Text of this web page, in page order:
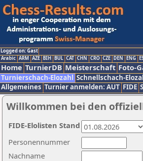
Logged on: Gast
Arabic ARM AZE BIH BUL CAT CHN CRO CZE DEN ENG
Home TurnierDB Meisterschaft Foto-
Turnierschach-Elozahl Schnellschach-
Allgemeines Turnier anmelden: AUT FIDE
Willkommen bei den
Nachname
Personennummer
FIDE-Elolisten Stand